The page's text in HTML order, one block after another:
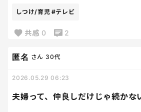
自分に戻る時間が欲しいだけなん
思議体験。
ただの寂しがりや？笑
しつけ/育児 #テレビ
共感 0 2
夫婦って、仲良しだけじゃ続かな
匿名 さん 30代
2026.05.29 06:23